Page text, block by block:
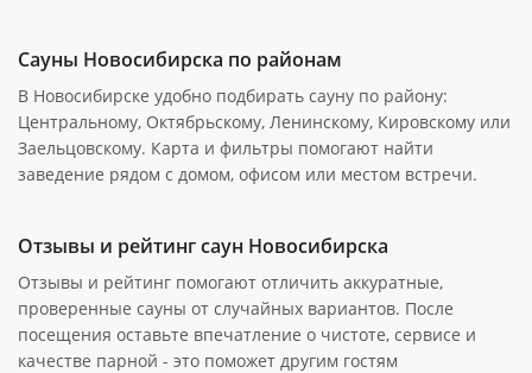
Сауны Новосибирска по районам
В Новосибирске удобно подбирать сауну по району:
Центральному, Октябрьскому, Ленинскому, Кировскому или
Заельцовскому. Карта и фильтры помогают найти
заведение рядом с домом, офисом или местом встречи.
Отзывы и рейтинг саун Новосибирска
Отзывы и рейтинг помогают отличить аккуратные,
проверенные сауны от случайных вариантов. После
посещения оставьте впечатление о чистоте, сервисе и
качестве парной - это поможет другим гостям